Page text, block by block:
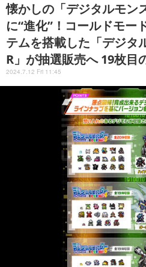
懐かしの「デジタルモン
に“進化”！コールドモー
テムを搭載した「デジタ
R」が抽選販売へ 19枚目
2024.7.12 Fri 11:45